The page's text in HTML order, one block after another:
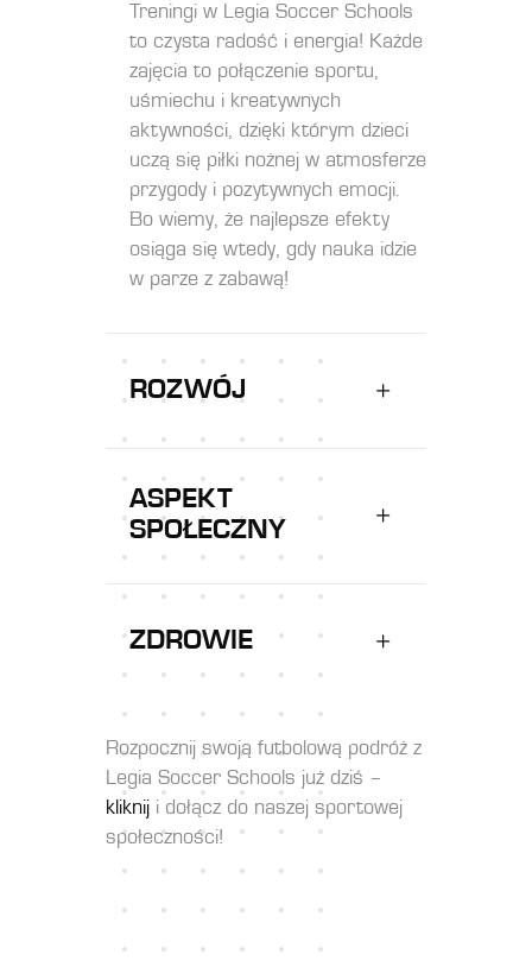
Treningi w Legia Soccer Schools
to czysta radość i energia! Każde
zajęcia to połączenie sportu,
uśmiechu i kreatywnych
aktywności, dzięki którym dzieci
uczą się piłki nożnej w atmosferze
przygody i pozytywnych emocji.
Bo wiemy, że najlepsze efekty
osiąga się wtedy, gdy nauka idzie
w parze z zabawą!
ROZWÓJ
ASPEKT
SPOŁECZNY
ZDROWIE
Rozpocznij swoją futbolową podróż z
Legia Soccer Schools już dziś –
kliknij i dołącz do naszej sportowej
społeczności!